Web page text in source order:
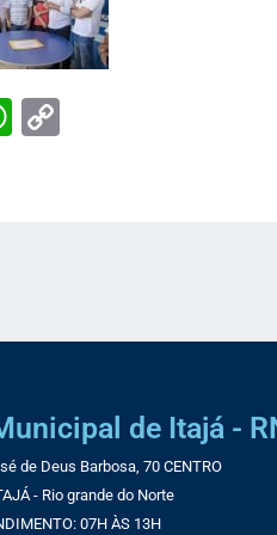
WhatsApp
Copy
de Itajá -
de Deus Barbosa, 70 CENTRO
- Rio grande do Norte
07H ÀS 13H